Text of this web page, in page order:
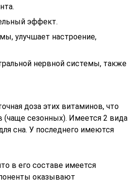
эффект.
улучшает настроение,
нервной системы, также
доза этих витаминов, что
(чаще сезонных). Имеется 2 вида
сна. У последнего имеются
в его составе имеется
оказывают